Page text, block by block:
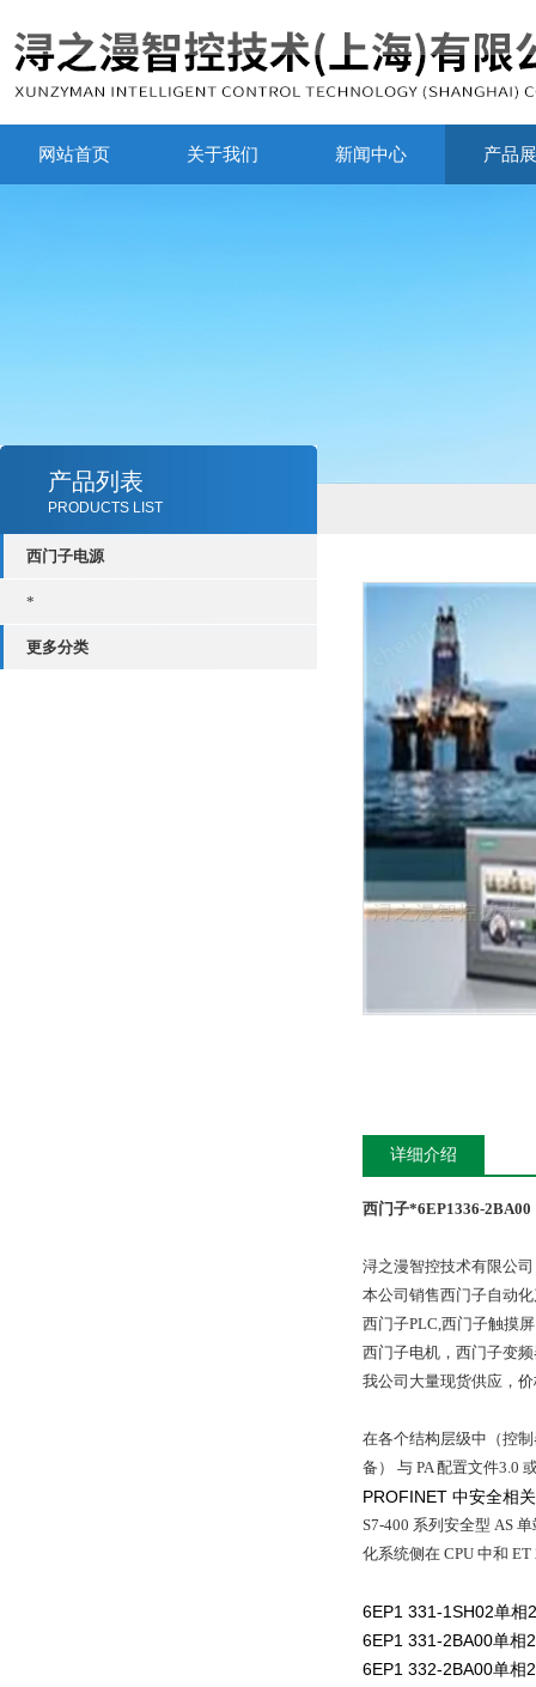
网站首页 关于我们 新闻中心 产品
产品列表
PRODUCTS LIST
西门子电源
*
更多分类
详细介绍
西门子*6EP1336-2BA00
浔之漫智控技术有限公
本公司销售西门子自动
西门子PLC,西门子触摸
西门子电机，西门子变
我公司大量现货供应，
在各个结构层级中（控制
备） 与 PA 配置文件3.0
PROFINET 中安全相
S7‑400 系列安全型 AS
化系统侧在 CPU 中和
6EP1 331-1SH02单相
6EP1 331-2BA00单相
6EP1 332-2BA00单相